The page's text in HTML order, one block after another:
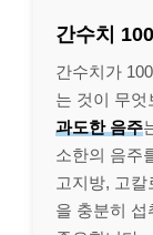
간수치
간수치가
는 것이 무엇
과도한 음주
소한의 음주
고지방, 고
을 충분히 섭